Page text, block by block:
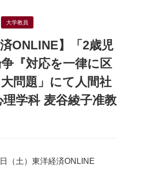
大学教員
済ONLINE】「2歳児
『対応を一律に区
問題」にて人間社
学科 麦谷綾子准教
（土）東洋経済ONLINE